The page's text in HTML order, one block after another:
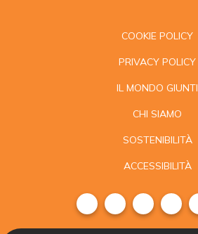
COOKIE POLICY
PRIVACY POLICY
IL MONDO GIUNTI
CHI SIAMO
SOSTENIBILITÀ
ACCESSIBILITÀ